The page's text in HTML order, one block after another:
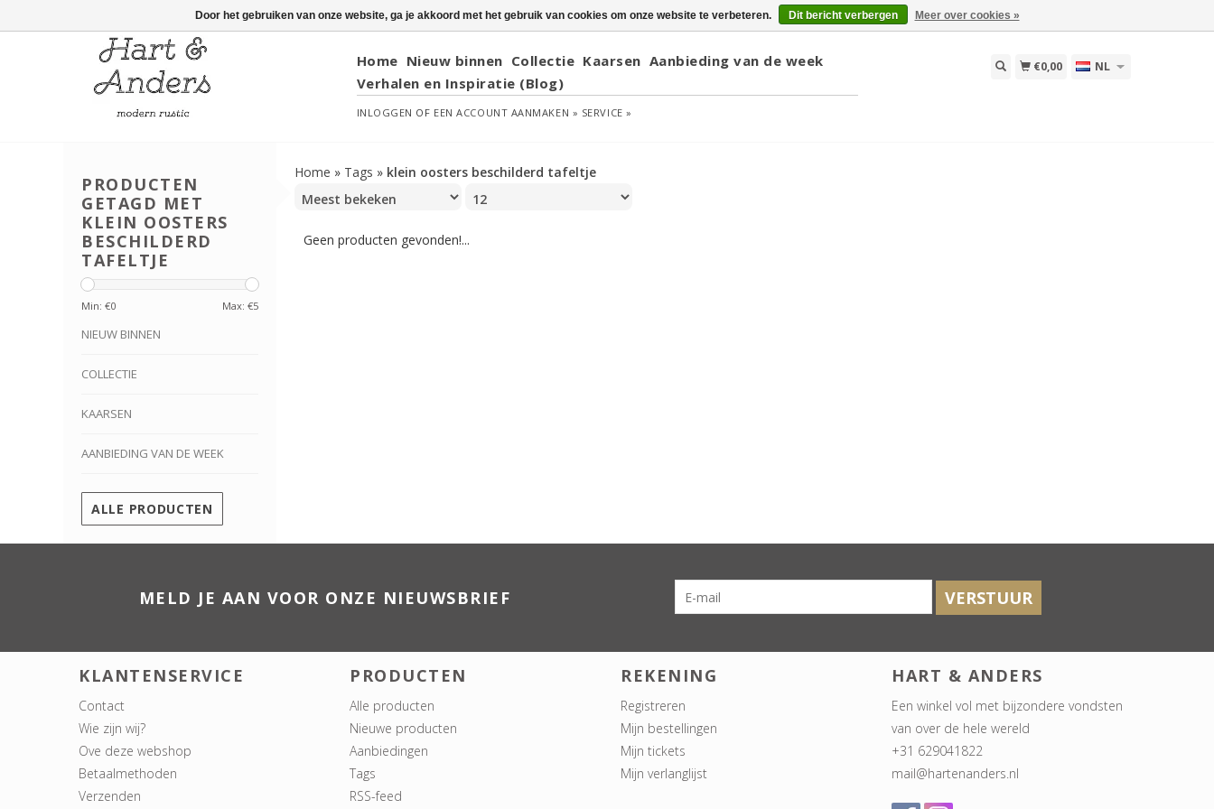
Home Nieuw binnen Collectie Kaarsen Aanbieding van de week
Verhalen en Inspiratie (Blog)
INLOGGEN OF EEN ACCOUNT AANMAKEN » SERVICE »
€0,00 NL
PRODUCTEN
GETAGD MET
KLEIN OOSTERS
BESCHILDERD
TAFELTJE
Min: €0 Max: €5
NIEUW BINNEN
COLLECTIE
KAARSEN
AANBIEDING VAN DE WEEK
ALLE PRODUCTEN
Home » Tags » klein oosters beschilderd tafeltje
Geen producten gevonden!...
MELD JE AAN VOOR ONZE NIEUWSBRIEF VERSTUUR
KLANTENSERVICE
Contact
Wie zijn wij?
Ove deze webshop
Betaalmethoden
Verzenden
PRODUCTEN
Alle producten
Nieuwe producten
Aanbiedingen
Tags
RSS-feed
REKENING
Registreren
Mijn bestellingen
Mijn tickets
Mijn verlanglijst
HART & ANDERS
Een winkel vol met bijzondere vondsten
van over de hele wereld
+31 629041822
mail@hartenanders.nl
Door het gebruiken van onze website, ga je akkoord met het gebruik van cookies om onze website te verbeteren. Dit bericht verbergen Meer over cookies »